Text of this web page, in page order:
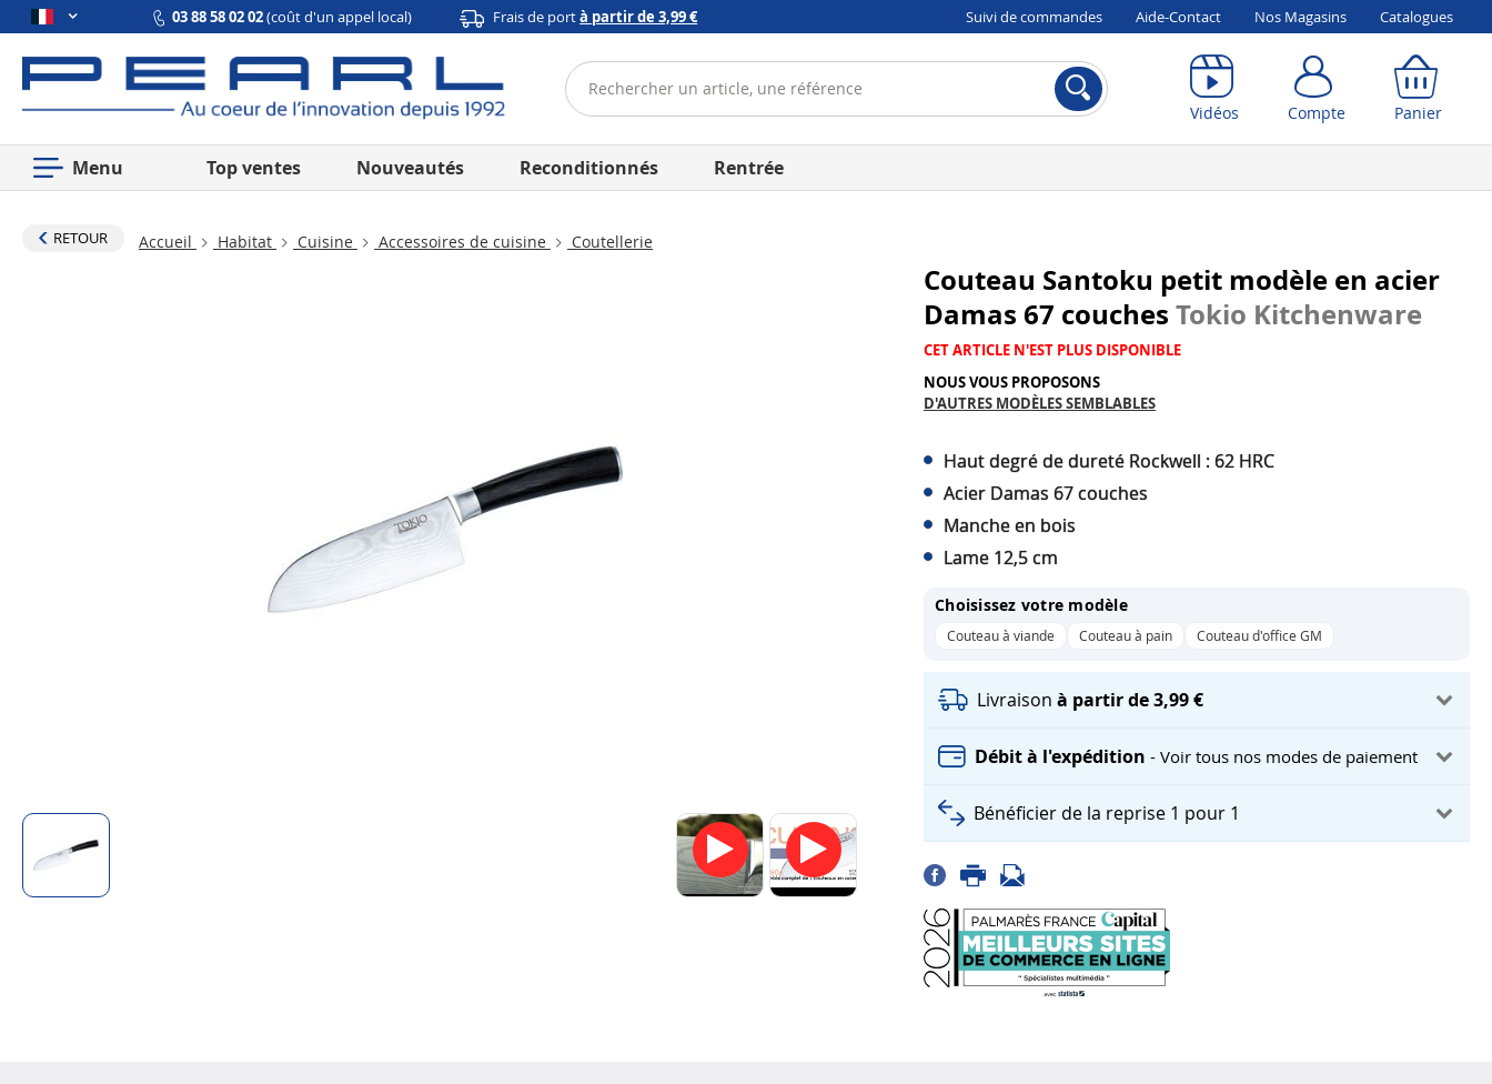
03 88 58 02 02(coût d'un appel local) Frais de portà partir de 3,99 € Suivi de commandes Aide-Contact Nos Magasins Catalogues
Vidéos Compte Panier
Menu Top ventes Nouveautés Reconditionnés Rentrée
RETOUR Accueil Habitat Cuisine Accessoires de cuisine Coutellerie
Couteau Santoku petit modèle en acier
Damas 67 couches Tokio Kitchenware
CET ARTICLE N'EST PLUS DISPONIBLE
NOUS VOUS PROPOSONS
D'AUTRES MODÈLES SEMBLABLES
Haut degré de dureté Rockwell : 62 HRC
Acier Damas 67 couches
Manche en bois
Lame 12,5 cm
Choisissez votre modèle
Couteau à viande Couteau à pain Couteau d'office GM
Livraisonà partir de 3,99 €
Débit à l'expédition- Voir tous nos modes de paiement
Bénéficier de la reprise 1 pour 1
Compte Panier